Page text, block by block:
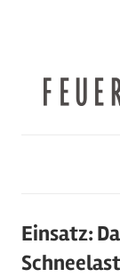
Einsatz:
Schneelast